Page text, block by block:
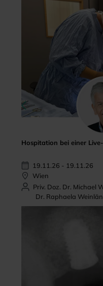
Hospitation bei einer
19.11.26 - 19.11.26
Wien
Priv. Doz. Dr. Michael
Dr. Raphaela